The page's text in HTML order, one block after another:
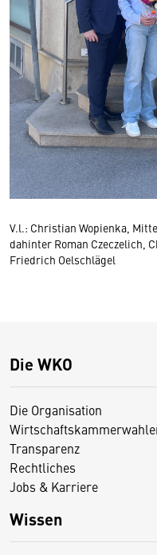
V.l.: Christian Wopienka,
dahinter Roman Czeczelich,
Friedrich Oelschlägel
Die WKO
Die Organisation
Transparenz
Rechtliches
Jobs & Karriere
Wissen